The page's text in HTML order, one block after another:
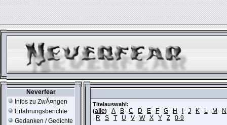
ERROR IN:SELECT session_userid, session_url, session_ip, session_expire
table './usr_web212_1/phpkit_session' is marked as crashed and should be
Neverfear
Infos zu ZwĂ¤ngen
Erfahrungsberichte
Gedanken / Gedichte
Titelauswahl:
(alle) A B C D E F G H J K L M
N
R
S T U V W X Y Z 0-9